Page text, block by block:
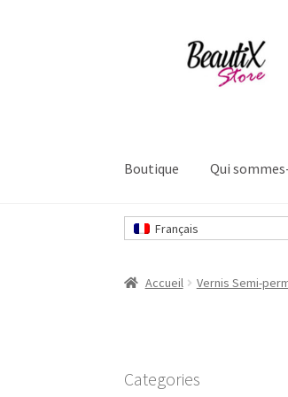
Boutique Qui
AccueilContactez-nous
Sécurité et confidentialité
Français
Accueil Vernis Semi-
Categories